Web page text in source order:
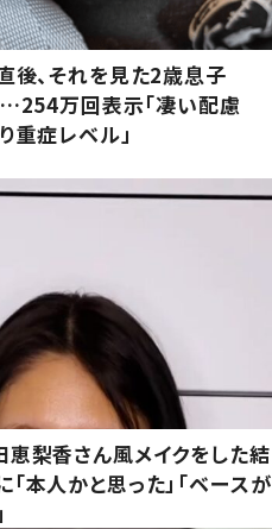
後、それを見た2歳息子
万回表示「凄い配慮
重症レベル」
梨香さん風メイクをした結
本人かと思った」「ベースが